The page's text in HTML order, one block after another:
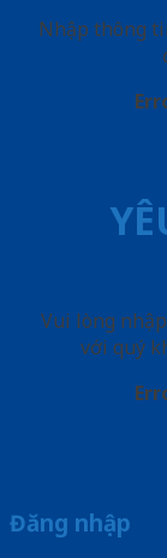
Nhập thông
Vui lòng
với quý
Đăng nhập